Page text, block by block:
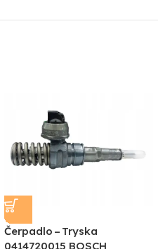
Čerpadlo – Tryska
0414720015 BOSCH